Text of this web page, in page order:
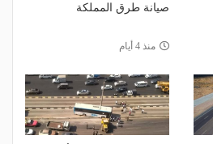
صيانة طرق المملكة
منذ 4 أيام